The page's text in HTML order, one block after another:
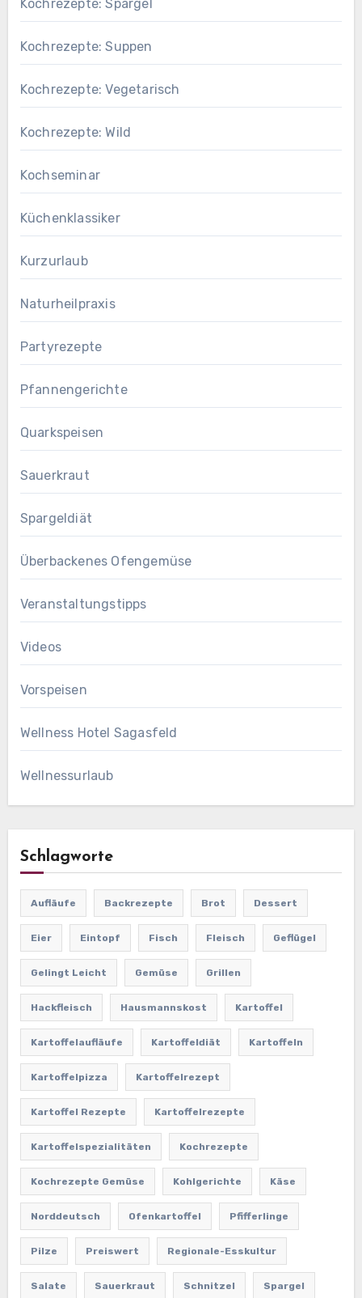
Kochrezepte: Spargel
Kochrezepte: Suppen
Kochrezepte: Vegetarisch
Kochrezepte: Wild
Kochseminar
Küchenklassiker
Kurzurlaub
Naturheilpraxis
Partyrezepte
Pfannengerichte
Quarkspeisen
Sauerkraut
Spargeldiät
Überbackenes Ofengemüse
Veranstaltungstipps
Videos
Vorspeisen
Wellness Hotel Sagasfeld
Wellnessurlaub
Schlagworte
Aufläufe Backrezepte Brot Dessert
Eier Eintopf Fisch Fleisch Geflügel
Gelingt Leicht Gemüse Grillen
Hackfleisch Hausmannskost Kartoffel
Kartoffelaufläufe Kartoffeldiät Kartoffeln
Kartoffelpizza Kartoffelrezept
Kartoffel Rezepte Kartoffelrezepte
Kartoffelspezialitäten Kochrezepte
Kochrezepte Gemüse Kohlgerichte Käse
Norddeutsch Ofenkartoffel Pfifferlinge
Pilze Preiswert Regionale-Esskultur
Salate Sauerkraut Schnitzel Spargel